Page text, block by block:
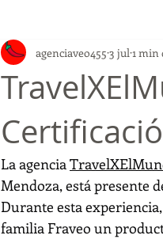
agenciaveo455 3 jul 1 min
La agencia
Mendoza, está presente
Durante esta
familia Fraveo un